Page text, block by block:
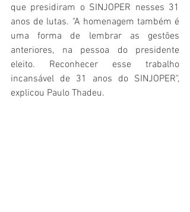
que presidiram o SINJOPER nesses 31
anos de lutas. "A homenagem também é
uma forma de lembrar as gestões
anteriores, na pessoa do presidente
eleito. Reconhecer esse trabalho
incansável de 31 anos do SINJOPER",
explicou Paulo Thadeu.